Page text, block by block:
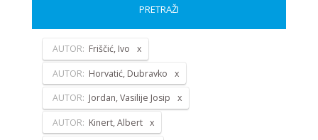
PRETRAŽI
AUTOR: Friščić, Ivo
AUTOR: Horvatić, Dubravko
AUTOR: Jordan, Vasilije Josip
AUTOR: Kinert, Albert